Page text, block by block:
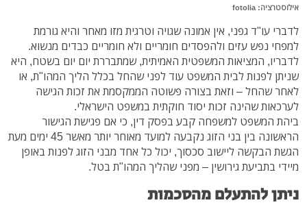
אילוסטרציה: fotolia
לדברי עו"ד גפני, אין אמונה שגויה וטרגית מזו מאחר והיא גורמת
למפחי נפש עזים ולהפסדים חומריים ולא חומריים כבדים מנשוא.
לדבריו, המציאות המשפטית האמיתית, שמתבררת יום יום בשטח, היא
שניתן לפנות לבית המשפט עוד לפני שהחל בכלל הליך המהו"ת, או
לאחר שהחל – וזאת בצורה פשוטה הממקסמת את זכות הגישה
לערכאות שהינה זכות יסוד חוקתית במשפט הישראלי.
ביהת המשפט למשפחה קבע בפסק דין, כי אם פגישת הגישור
הראשונה בין בני הזוג נקבעה למועד מאוחר יותר מאשר 45 ימים מעת
הגשת הבקשה ליישוב סכסוך, יכול כל אחד מבני הזוג לפנות באופן
מיידי בתביעת גירושין – מפני שהליך המהו"ת בטל.
ניתן להתעלם מהסכמות